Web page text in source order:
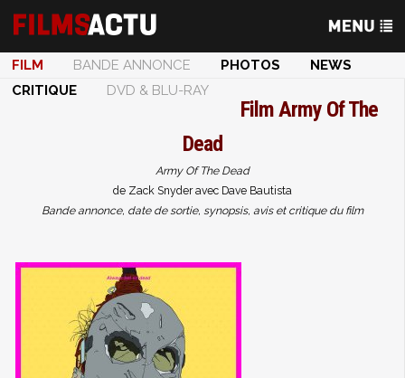
FILM BANDE ANNONCE PHOTOS
NEWS
CRITIQUE
DVD & BLU-RAY
FilmArmy Of The
Dead
Army Of The Dead
de Zack Snyder avec Dave Bautista
Bande annonce, date de sortie, synopsis, avis et critique du film